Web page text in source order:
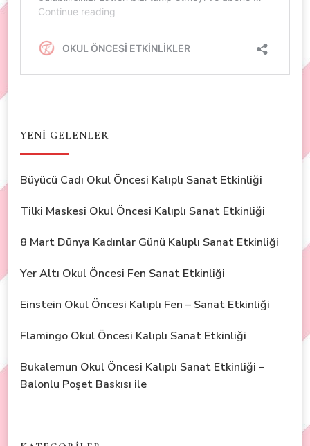
YENİ GELENLER
Büyücü Cadı Okul Öncesi Kalıplı Sanat Etkinliği
Tilki Maskesi Okul Öncesi Kalıplı Sanat Etkinliği
8 Mart Dünya Kadınlar Günü Kalıplı Sanat Etkinliği
Yer Altı Okul Öncesi Fen Sanat Etkinliği
Einstein Okul Öncesi Kalıplı Fen – Sanat Etkinliği
Flamingo Okul Öncesi Kalıplı Sanat Etkinliği
Bukalemun Okul Öncesi Kalıplı Sanat Etkinliği –
Balonlu Poşet Baskısı ile